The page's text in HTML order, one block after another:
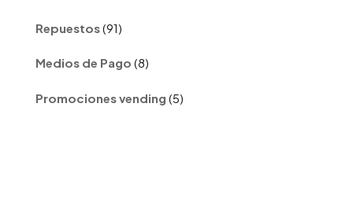
Repuestos 91
productos
Medios de Pago 88
productos
Promociones vending 5
productos